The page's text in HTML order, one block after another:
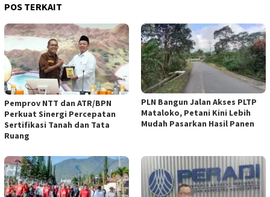
POS TERKAIT
Pemprov NTT dan ATR/BPN
Perkuat Sinergi Percepatan
Sertifikasi Tanah dan Tata
Ruang
PLN Bangun Jalan Akses PLTP
Mataloko, Petani Kini Lebih
Mudah Pasarkan Hasil Panen